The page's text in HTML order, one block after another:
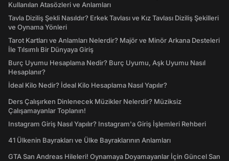
Kullanılan Atasözleri ve Anlamları
Tavla Diziliş Şekli Nasıldır? Erkek Tavlası ve Kız Tavlası Diziliş Şekilleri
ve Oynama Yönleri
Tarot Kartları ve Anlamları Nelerdir? Majör ve Minör Arkana Desteleri
İle Tılsımlı Bir Dünyaya Giriş
Burç Uyumu Hesaplama Nedir? Burç Uyumu, Aşk Uyumu Nasıl
Hesaplanır?
İdeal Kilo Nedir? İdeal Kilo Hesaplama Nasıl Yapılır?
Ders Çalışırken Dinlenecek Müzikler Nelerdir? Müziksiz
Çalışamayanlar Toplanın!
Instagram Giriş Nasıl Yapılır? Instagram'a Giriş İşlemleri Rehberi
41 Ülkenin Bayrakları ve Ülke Bayraklarının Anlamları
GTA San Andreas Hileleri! Oynamaya Doyamayanlar İçin Güncel San